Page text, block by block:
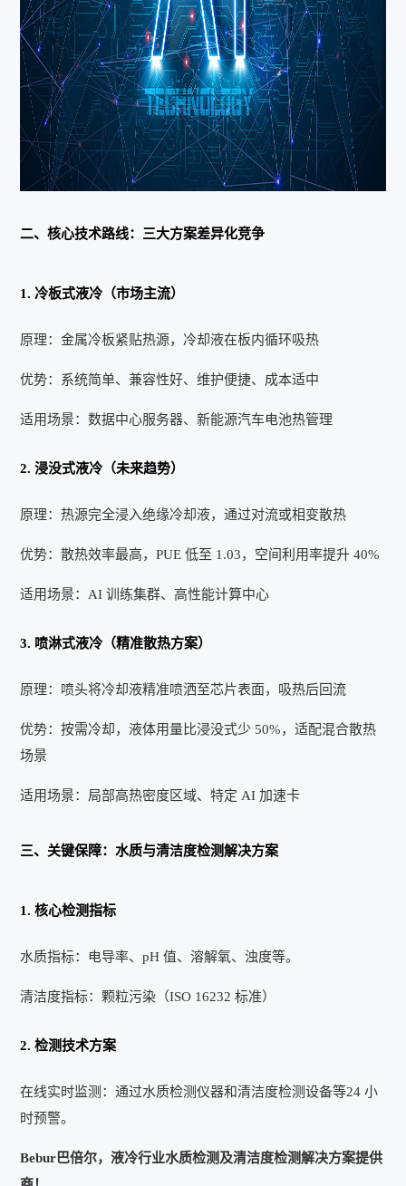
二、核心技术路线：三大方案差异化竞争
1. 冷板式液冷（市场主流）
原理：金属冷板紧贴热源，冷却液在板内循环吸热
优势：系统简单、兼容性好、维护便捷、成本适中
适用场景：数据中心服务器、新能源汽车电池热管理
2. 浸没式液冷（未来趋势）
原理：热源完全浸入绝缘冷却液，通过对流或相变散热
优势：散热效率最高，PUE 低至 1.03，空间利用率提升 40%
适用场景：AI 训练集群、高性能计算中心
3. 喷淋式液冷（精准散热方案）
原理：喷头将冷却液精准喷洒至芯片表面，吸热后回流
优势：按需冷却，液体用量比浸没式少 50%，适配混合散热
场景
适用场景：局部高热密度区域、特定 AI 加速卡
三、关键保障：水质与清洁度检测解决方案
1. 核心检测指标
水质指标：电导率、pH 值、溶解氧、浊度等。
清洁度指标：颗粒污染（ISO 16232 标准）
2. 检测技术方案
在线实时监测：通过水质检测仪器和清洁度检测设备等24 小
时预警。
Bebur巴倍尔，液冷行业水质检测及清洁度检测解决方案提供